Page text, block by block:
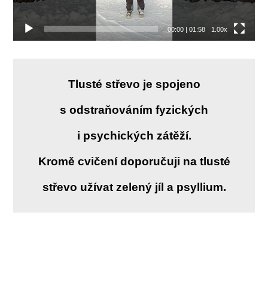
00:00| 01:58 1.00x
Tlusté střevo je spojeno
s odstraňováním fyzických
i psychických zátěží.
Kromě cvičení doporučuji na tlusté
střevo užívat zelený jíl a psyllium.